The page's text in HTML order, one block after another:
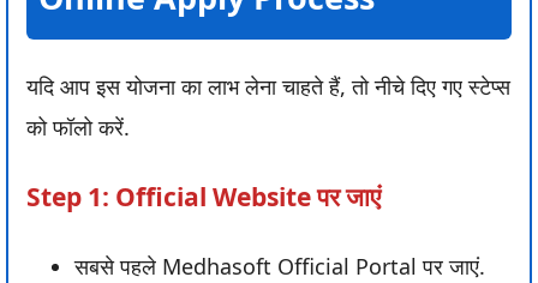
यदि आप इस योजना का लाभ लेना चाहते हैं, तो नीचे दिए गए स्टेप्स
को फॉलो करें.
Step 1: Official Website पर जाएं
सबसे पहले Medhasoft Official Portal पर जाएं.